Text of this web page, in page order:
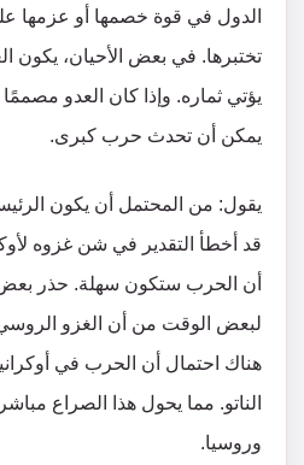
الدول في قوة خصمها أو عزمها
تختبرها. في بعض الأحيان، يكون
يؤتي ثماره. وإذا كان العدو
يمكن أن تحدث حرب كبرى.
يقول: من المحتمل أن يكون
قد أخطأ التقدير في شن غزوه
أن الحرب ستكون سهلة. حذر بعض
لبعض الوقت من أن الغزو الروسي
هناك احتمال أن الحرب في
الناتو. مما يحول هذا الصراع
وروسيا.